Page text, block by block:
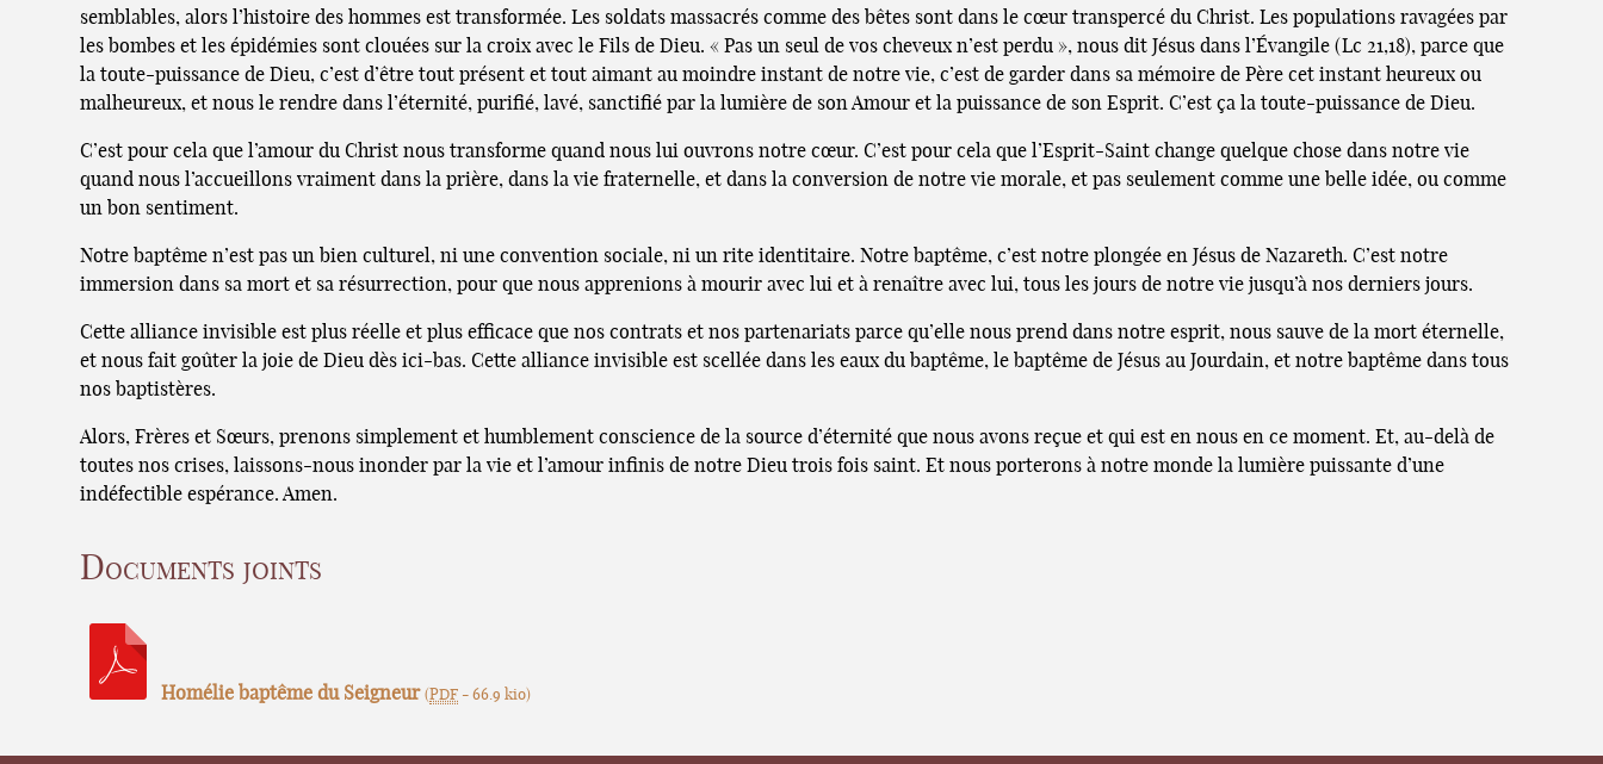
semblables, alors l’histoire des hommes est transformée. Les soldats massacrés comme des bêtes sont dans le cœur transpercé du Christ. Les populations ravagées par
les bombes et les épidémies sont clouées sur la croix avec le Fils de Dieu. « Pas un seul de vos cheveux n’est perdu », nous dit Jésus dans l’Évangile (Lc 21,18), parce que
la toute-puissance de Dieu, c’est d’être tout présent et tout aimant au moindre instant de notre vie, c’est de garder dans sa mémoire de Père cet instant heureux ou
malheureux, et nous le rendre dans l’éternité, purifié, lavé, sanctifié par la lumière de son Amour et la puissance de son Esprit. C’est ça la toute-puissance de Dieu.
C’est pour cela que l’amour du Christ nous transforme quand nous lui ouvrons notre cœur. C’est pour cela que l’Esprit-Saint change quelque chose dans notre vie
quand nous l’accueillons vraiment dans la prière, dans la vie fraternelle, et dans la conversion de notre vie morale, et pas seulement comme une belle idée, ou comme
un bon sentiment.
Notre baptême n’est pas un bien culturel, ni une convention sociale, ni un rite identitaire. Notre baptême, c’est notre plongée en Jésus de Nazareth. C’est notre
immersion dans sa mort et sa résurrection, pour que nous apprenions à mourir avec lui et à renaître avec lui, tous les jours de notre vie jusqu’à nos derniers jours.
Cette alliance invisible est plus réelle et plus efficace que nos contrats et nos partenariats parce qu’elle nous prend dans notre esprit, nous sauve de la mort éternelle,
et nous fait goûter la joie de Dieu dès ici-bas. Cette alliance invisible est scellée dans les eaux du baptême, le baptême de Jésus au Jourdain, et notre baptême dans tous
nos baptistères.
Alors, Frères et Sœurs, prenons simplement et humblement conscience de la source d’éternité que nous avons reçue et qui est en nous en ce moment. Et, au-delà de
toutes nos crises, laissons-nous inonder par la vie et l’amour infinis de notre Dieu trois fois saint. Et nous porterons à notre monde la lumière puissante d’une
indéfectible espérance. Amen.
Documents joints
Homélie baptême du Seigneur ( PDF -66.9 kio)